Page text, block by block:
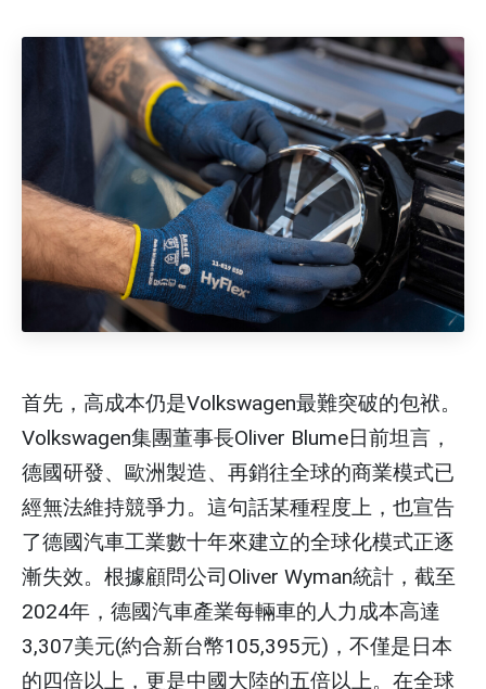
首先，高成本仍是Volkswagen最難突破的包袱。
Volkswagen集團董事長Oliver Blume日前坦言，
德國研發、歐洲製造、再銷往全球的商業模式已
經無法維持競爭力。這句話某種程度上，也宣告
了德國汽車工業數十年來建立的全球化模式正逐
漸失效。根據顧問公司Oliver Wyman統計，截至
2024年，德國汽車產業每輛車的人力成本高達
3,307美元(約合新台幣105,395元)，不僅是日本
的四倍以上，更是中國大陸的五倍以上。在全球